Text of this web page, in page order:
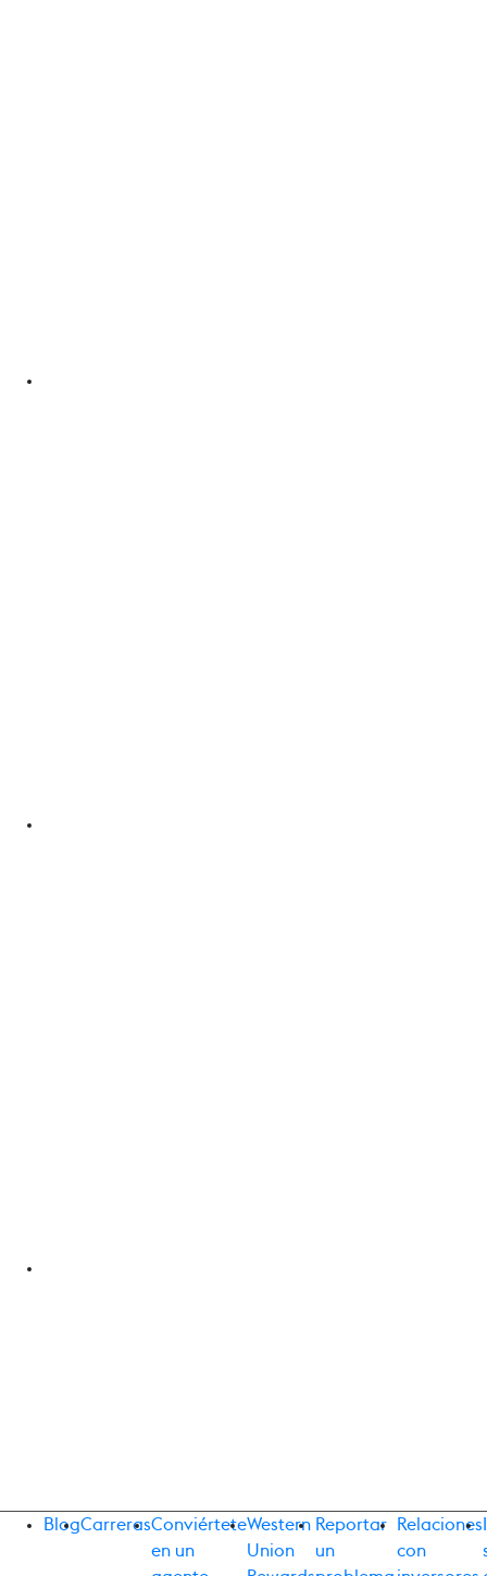
BlogCarrerasConviértete
en un
Western
Union
Reportar
un
Relaciones
con